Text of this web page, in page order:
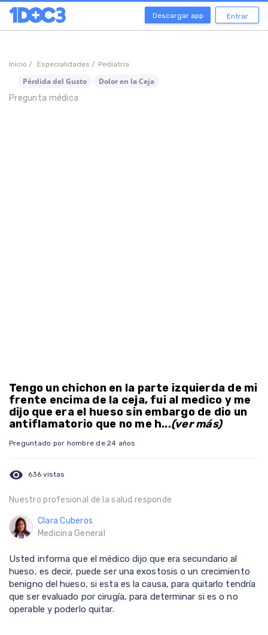
Descargar app Entrar
Inicio / Especialidades / Pediatría
Pérdida del Gusto
Dolor en la Ceja
Pregunta médica
Tengo un chichon en la parte izquierda de mi
frente encima de la ceja, fui al medico y me
dijo que era el hueso sin embargo de dio un
antiflamatorio que no me h...(ver más)
Preguntado por hombre de 24 años
visibility 636 vistas
Nuestro profesional de la salud responde
Clara Cuberos
Medicina General
Usted informa que el médico dijo que era secundario al
hueso, es decir, puede ser una exostosis o un crecimiento
benigno del hueso, si esta es la causa, para quitarlo tendría
que ser evaluado por cirugía, para determinar si es o no
operable y poderlo quitar.